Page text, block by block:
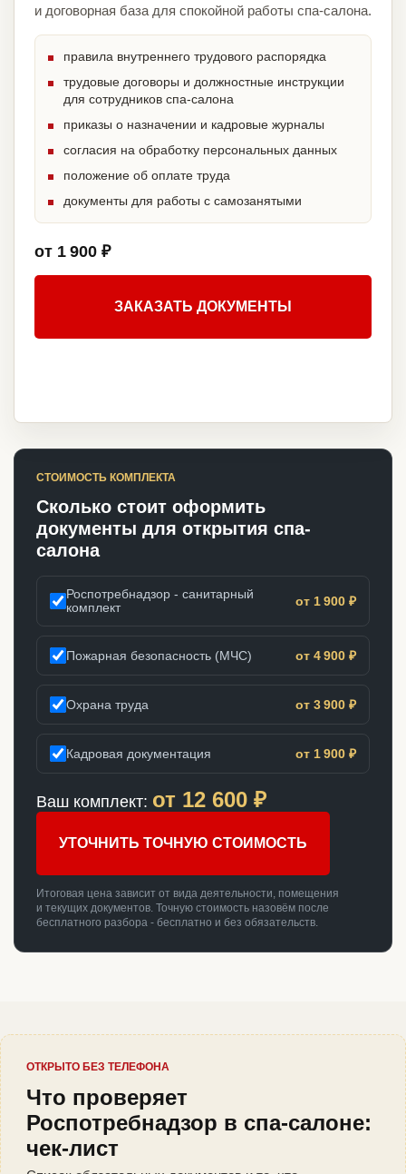
и договорная база для спокойной работы спа-салона.
правила внутреннего трудового распорядка
трудовые договоры и должностные инструкции
для сотрудников спа-салона
приказы о назначении и кадровые журналы
согласия на обработку персональных данных
положение об оплате труда
документы для работы с самозанятыми
от 1 900 ₽
ЗАКАЗАТЬ ДОКУМЕНТЫ
СТОИМОСТЬ КОМПЛЕКТА
Сколько стоит оформить
документы для открытия спа-
салона
Роспотребнадзор - санитарный
комплект
от 1 900 ₽
Пожарная безопасность (МЧС) от 4 900 ₽
Охрана труда от 3 900 ₽
Кадровая документация от 1 900 ₽
Ваш комплект: от 12 600 ₽
УТОЧНИТЬ ТОЧНУЮ СТОИМОСТЬ
Итоговая цена зависит от вида деятельности, помещения
и текущих документов. Точную стоимость назовём после
бесплатного разбора - бесплатно и без обязательств.
ОТКРЫТО БЕЗ ТЕЛЕФОНА
Что проверяет
Роспотребнадзор в спа-салоне:
чек-лист